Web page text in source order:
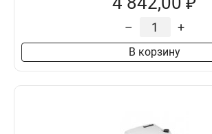
– +
В корзину